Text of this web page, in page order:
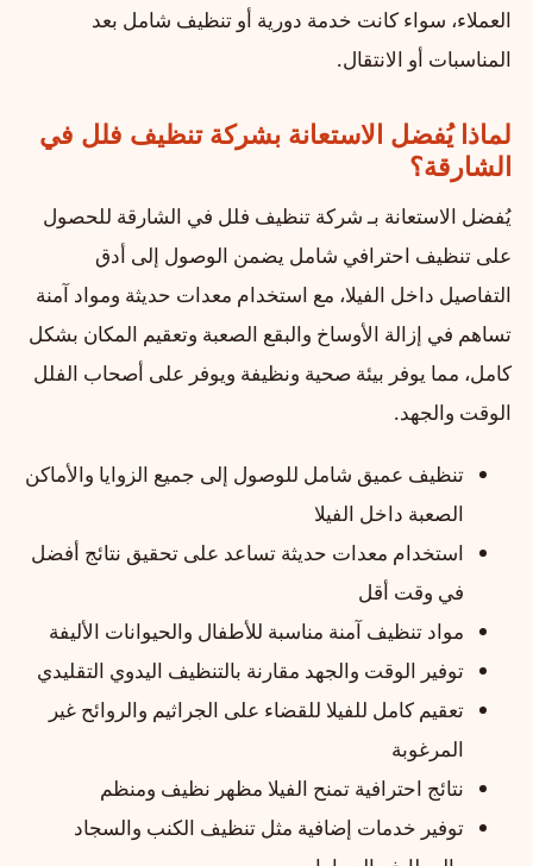
العملاء، سواء كانت خدمة دورية أو تنظيف شامل بعد
المناسبات أو الانتقال.
لماذا يُفضل الاستعانة بشركة تنظيف فلل في
الشارقة؟
يُفضل الاستعانة بـ شركة تنظيف فلل في الشارقة للحصول
على تنظيف احترافي شامل يضمن الوصول إلى أدق
التفاصيل داخل الفيلا، مع استخدام معدات حديثة ومواد آمنة
تساهم في إزالة الأوساخ والبقع الصعبة وتعقيم المكان بشكل
كامل، مما يوفر بيئة صحية ونظيفة ويوفر على أصحاب الفلل
الوقت والجهد.
تنظيف عميق شامل للوصول إلى جميع الزوايا والأماكن
الصعبة داخل الفيلا
استخدام معدات حديثة تساعد على تحقيق نتائج أفضل
في وقت أقل
مواد تنظيف آمنة مناسبة للأطفال والحيوانات الأليفة
توفير الوقت والجهد مقارنة بالتنظيف اليدوي التقليدي
تعقيم كامل للفيلا للقضاء على الجراثيم والروائح غير
المرغوبة
نتائج احترافية تمنح الفيلا مظهر نظيف ومنظم
توفير خدمات إضافية مثل تنظيف الكنب والسجاد